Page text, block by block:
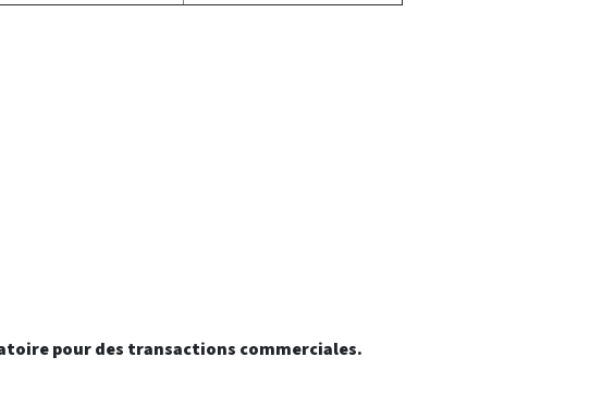
pour des transactions commerciales.